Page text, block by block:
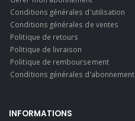
Conditions générales d'utilisation
Conditions générales de ventes
Politique de retours
Politique de livraison
Politique de remboursement
Conditions générales d’abonnement
INFORMATIONS